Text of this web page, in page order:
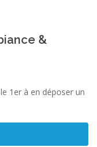
&
1er à en déposer un